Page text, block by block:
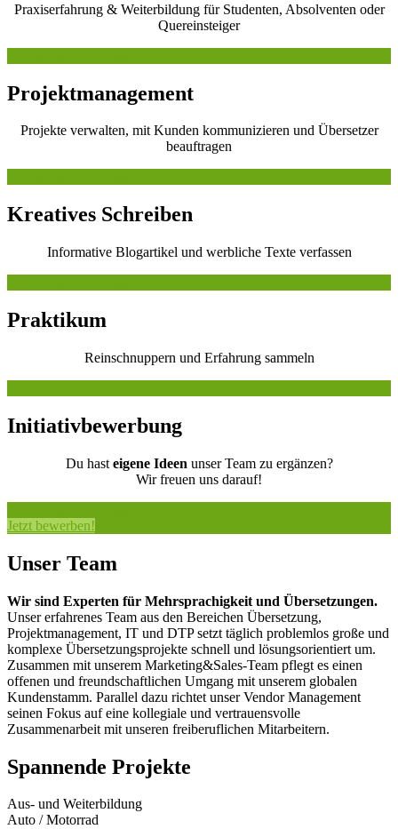
Praxiserfahrung & Weiterbildung für Studenten, Absolventen oder
Quereinsteiger
Projektmanagement
Projekte verwalten, mit Kunden kommunizieren und Übersetzer
beauftragen
Kreatives Schreiben
Informative Blogartikel und werbliche Texte verfassen
Praktikum
Reinschnuppern und Erfahrung sammeln
Initiativbewerbung
Du hast eigene Ideen unser Team zu ergänzen?
Wir freuen uns darauf!
Jetzt bewerben!
Unser Team
Wir sind Experten für Mehrsprachigkeit und Übersetzungen.
Unser erfahrenes Team aus den Bereichen Übersetzung,
Projektmanagement, IT und DTP setzt täglich problemlos große und
komplexe Übersetzungsprojekte schnell und lösungsorientiert um.
Zusammen mit unserem Marketing&Sales-Team pflegt es einen
offenen und freundschaftlichen Umgang mit unserem globalen
Kundenstamm. Parallel dazu richtet unser Vendor Management
seinen Fokus auf eine kollegiale und vertrauensvolle
Zusammenarbeit mit unseren freiberuflichen Mitarbeitern.
Spannende Projekte
Aus- und Weiterbildung
Auto / Motorrad